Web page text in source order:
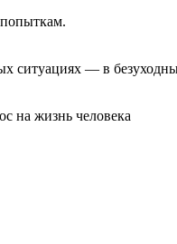
ситуациях — в